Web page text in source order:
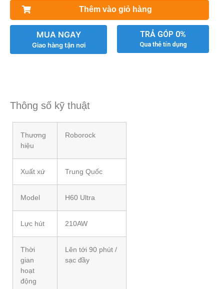
Thêm vào giỏ hàng
MUA NGAY
Giao hàng tận nơi
TRẢ GÓP 0%
Qua thẻ tín dụng
Thông số kỹ thuật
Thương
hiệu
Roborock
Xuất xứ Trung Quốc
Model H60 Ultra
Lực hút 210AW
Thời
gian
hoạt
động
Lên tới 90 phút /
sạc đầy